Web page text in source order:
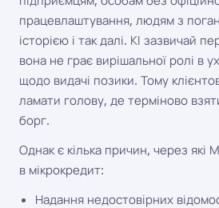
працевлаштування, людям з
історією і так далі. КІ зазвичай
вона не грає вирішальної ролі в
щодо видачі позики. Тому
ламати голову, де терміново
борг.
Однак є кілька причин, через
в мікрокредит:
Надання недостовірних